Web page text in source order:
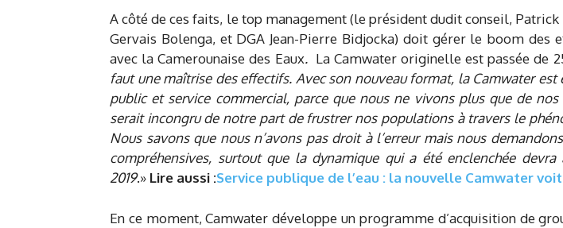
A côté de ces faits, le top management (le président dudit conseil, Patrick
Gervais Bolenga, et DGA Jean-Pierre Bidjocka) doit gérer le boom des
avec la Camerounaise des Eaux. La Camwater originelle est passée de
faut une maîtrise des effectifs. Avec son nouveau format, la Camwater est
public et service commercial, parce que nous ne vivons plus que de
serait incongru de notre part de frustrer nos populations à travers le
Nous savons que nous n’avons pas droit à l’erreur mais nous
compréhensives, surtout que la dynamique qui a été enclenchée
2019.» Lire aussi :Service publique de l’eau : la nouvelle Camwater
En ce moment, Camwater développe un programme d’acquisition de